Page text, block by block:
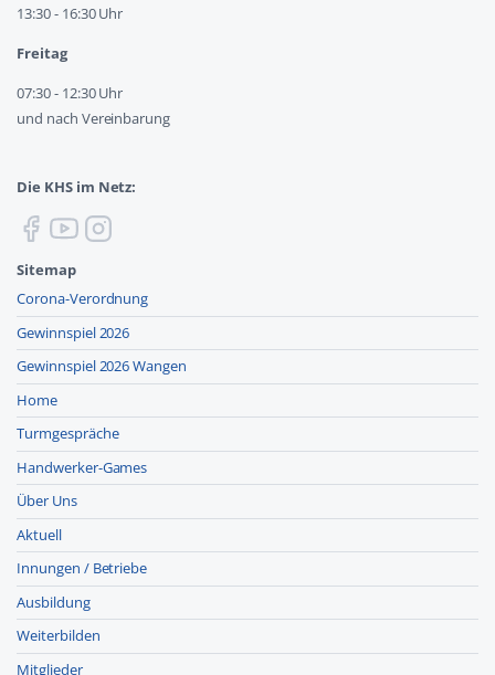
13:30 - 16:30 Uhr
Freitag
07:30 - 12:30 Uhr
und nach Vereinbarung
Die KHS im Netz:
Sitemap
Corona-Verordnung
Gewinnspiel 2026
Gewinnspiel 2026 Wangen
Home
Turmgespräche
Handwerker-Games
Über Uns
Aktuell
Innungen / Betriebe
Ausbildung
Weiterbilden
Mitglieder